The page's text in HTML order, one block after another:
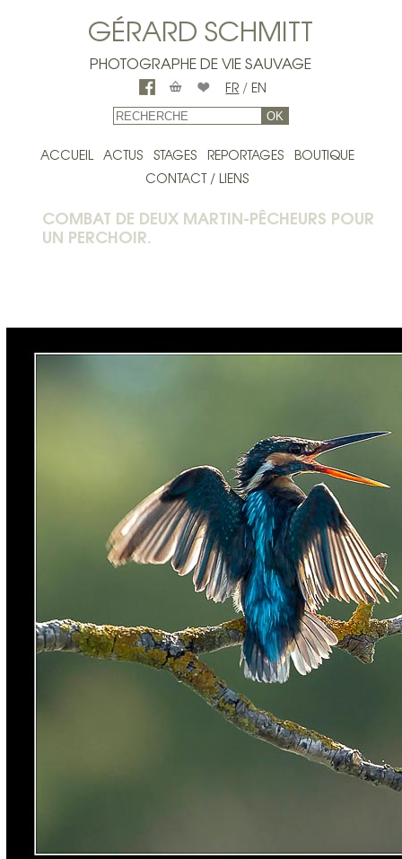
GÉRARD SCHMITT
PHOTOGRAPHE DE VIE SAUVAGE
FR / EN
OK
ACCUEIL ACTUS STAGES REPORTAGES
BOUTIQUE
CONTACT / LIENS
COMBAT DE DEUX MARTIN-PÊCHEURS POUR
UN PERCHOIR.